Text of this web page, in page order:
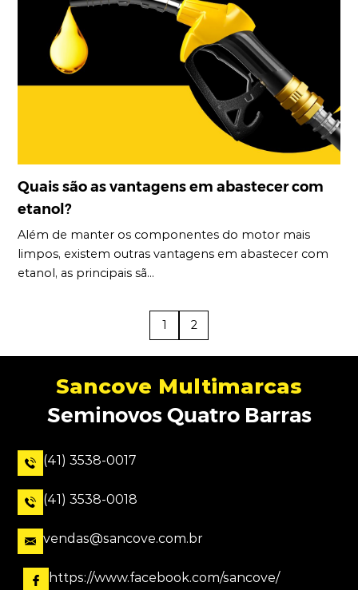
Quais são as vantagens em abastecer com
etanol?
Além de manter os componentes do motor mais
limpos, existem outras vantagens em abastecer com
etanol, as principais sã...
1 2
Sancove Multimarcas
Seminovos Quatro Barras
(41) 3538-0017
(41) 3538-0018
vendas@sancove.com.br
https://www.facebook.com/sancove/